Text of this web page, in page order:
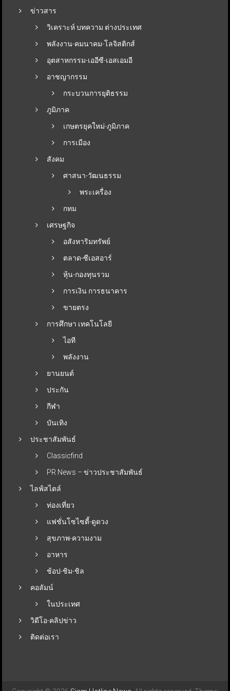
ข่าวสาร
วิเคราะห์ บทความ ต่างประเทศ
พลังงาน-คมนาคม-โลจิสติกส์
อุตสาหกรรม-เออีซี-เอสเอมอี
อาชญากรรม
กระบวนการยุติธรรม
ภูมิภาค
เกษตรยุคใหม่-ภูมิภาค
การเมือง
สังคม
ศาสนา-วัฒนธรรม
พระเครื่อง
กทม
เศรษฐกิจ
อสังหาริมทรัพย์
ตลาด-ซีเอสอาร์
หุ้น-กองทุนรวม
การเงิน การธนาคาร
ขายตรง
การศึกษา เทคโนโลยี
ไอที
พลังงาน
ยานยนต์
ประกัน
กีฬา
บันเทิง
ประชาสัมพันธ์
Classicfind
PR News – ข่าวประชาสัมพันธ์
ไลฟ์สไตล์
ท่องเที่ยว
แฟชั่นโซไซตี้-ดูดวง
สุขภาพ-ความงาม
อาหาร
ช้อป-ชิม-ชิล
คอลัมน์
ในประเทศ
วิดีโอ-คลิปข่าว
ติดต่อเรา